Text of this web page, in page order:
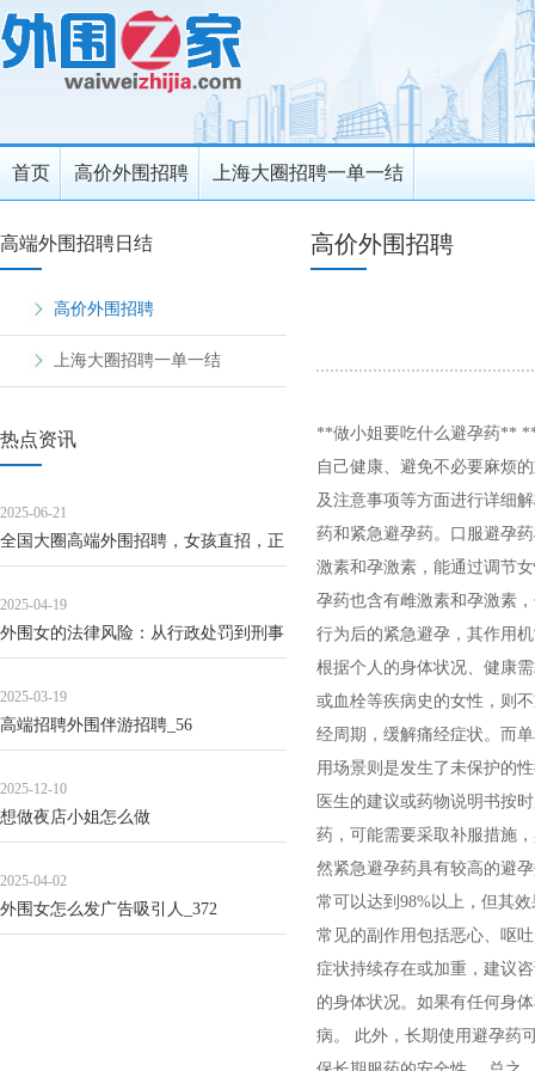
首页 高价外围招聘 上海大圈招聘一单一结
高端外围招聘日结
高价外围招聘
上海大圈招聘一单一结
热点资讯
2025-06-21
全国大圈高端外围招聘，女孩直招，正
2025-04-19
外围女的法律风险：从行政处罚到刑事
2025-03-19
高端招聘外围伴游招聘_56
2025-12-10
想做夜店小姐怎么做
2025-04-02
外围女怎么发广告吸引人_372
高价外围招聘
**做小姐要吃什么避孕药**
自己健康、避免不必要麻烦
及注意事项等方面进行详细
药和紧急避孕药。口服避孕
激素和孕激素，能通过调节
孕药也含有雌激素和孕激素
行为后的紧急避孕，其作用
根据个人的身体状况、健康
或血栓等疾病史的女性，则
经周期，缓解痛经症状。而
用场景则是发生了未保护的
医生的建议或药物说明书按
药，可能需要采取补服措施
然紧急避孕药具有较高的避
常可以达到98%以上，但其
常见的副作用包括恶心、呕
症状持续存在或加重，建议
的身体状况。如果有任何身
病。 此外，长期使用避孕药